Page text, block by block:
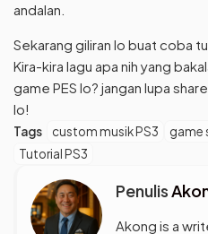
andalan.
Sekarang giliran lo buat coba
Kira-kira lagu apa nih yang
game PES lo? jangan lupa
lo!
Tags custom musik PS3 game
Tutorial PS3
Penulis
Akong is a